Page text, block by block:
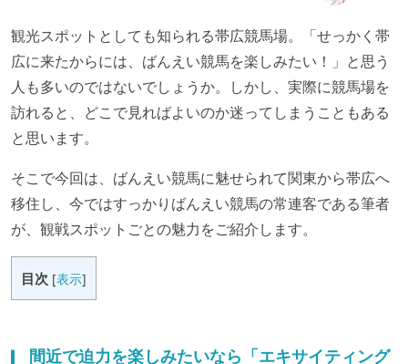
観光スポットとしても知られる帯広競馬場。「せっかく帯
広に来たからには、ばんえい競馬を楽しみたい！」と思う
人も多いのではないでしょうか。しかし、実際に競馬場を
訪れると、どこで見ればよいのか迷ってしまうこともある
と思います。
そこで今回は、ばんえい競馬に魅せられて関東から帯広へ
移住し、今ではすっかりばんえい競馬の常連客である筆者
が、観戦スポットごとの魅力をご紹介します。
目次 [表示]
間近で迫力を楽しみたいなら「エキサイティング